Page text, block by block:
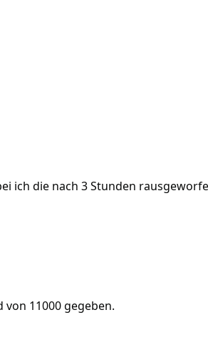
ich die nach 3 Stunden
von 11000 gegeben.